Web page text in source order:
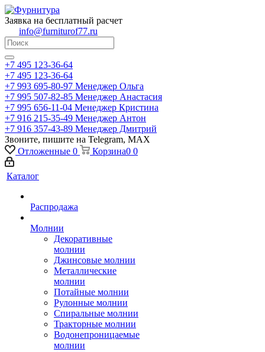
Заявка на бесплатный расчет
info@furniturof77.ru
+7 495 123-36-64
+7 495 123-36-64
+7 993 695-80-97 Менеджер Ольга
+7 995 507-82-85 Менеджер Анастасия
+7 995 656-11-04 Менеджер Кристина
+7 916 215-35-49 Менеджер Антон
+7 916 357-43-89 Менеджер Дмитрий
Звоните, пишите на Telegram, MAX
Отложенные 0 Корзина0 0
Каталог
Распродажа
Молнии
Декоративные
молнии
Джинсовые молнии
Металлические
молнии
Потайные молнии
Рулонные молнии
Спиральные молнии
Тракторные молнии
Водонепроницаемые
молнии